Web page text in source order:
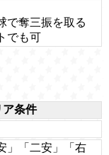
で奪三振を取る
でも可
ア条件
」「二安」「右